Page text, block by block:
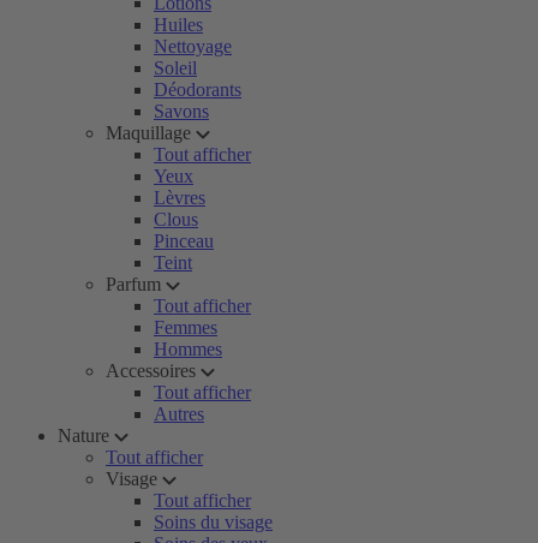
Huiles
Nettoyage
Soleil
Déodorants
Savons
Maquillage
Tout afficher
Yeux
Lèvres
Clous
Pinceau
Teint
Parfum
Tout afficher
Femmes
Hommes
Accessoires
Tout afficher
Autres
Nature
Tout afficher
Visage
Tout afficher
Soins du visage